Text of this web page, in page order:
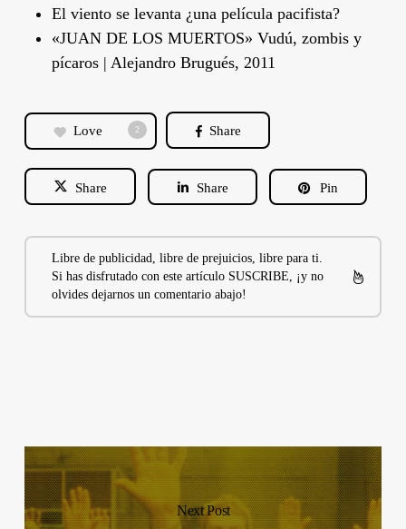
El viento se levanta ¿una película pacifista?
«JUAN DE LOS MUERTOS» Vudú, zombis y
pícaros | Alejandro Brugués, 2011
Love 2 Share
Share Share Pin
Libre de publicidad, libre de prejuicios, libre para ti.
Si has disfrutado con este artículo SUSCRIBE, ¡y no
olvides dejarnos un comentario abajo!
Next Post